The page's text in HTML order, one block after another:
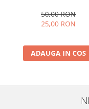
50,00 RON
25,00 RON
ADAUGA IN COS